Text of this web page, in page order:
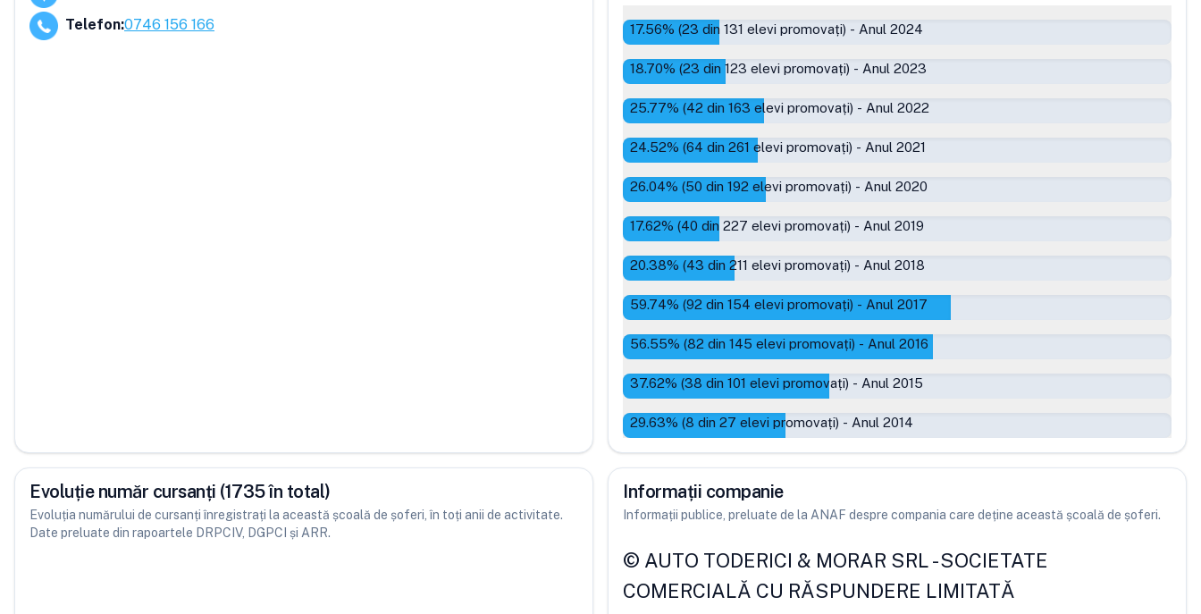
Telefon:0746 156 166 17.56% (23 din 131 elevi promovați) - Anul 2024
18.70% (23 din 123 elevi promovați) - Anul 2023
25.77% (42 din 163 elevi promovați) - Anul 2022
24.52% (64 din 261 elevi promovați) - Anul 2021
26.04% (50 din 192 elevi promovați) - Anul 2020
17.62% (40 din 227 elevi promovați) - Anul 2019
20.38% (43 din 211 elevi promovați) - Anul 2018
59.74% (92 din 154 elevi promovați) - Anul 2017
56.55% (82 din 145 elevi promovați) - Anul 2016
37.62% (38 din 101 elevi promovați) - Anul 2015
29.63% (8 din 27 elevi promovați) - Anul 2014
Evoluție număr cursanți (1735 în total)
Evoluția numărului de cursanți înregistrați la această școală de șoferi, în toți anii de activitate.
Date preluate din rapoartele DRPCIV, DGPCI și ARR.
Informații companie
Informații publice, preluate de la ANAF despre compania care deține această școală de șoferi.
© AUTO TODERICI & MORAR SRL-SOCIETATE
COMERCIALĂ CU RĂSPUNDERE LIMITATĂ